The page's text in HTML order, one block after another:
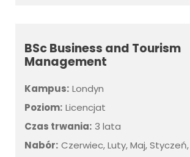
BSc Business and Tourism
Management
Kampus: Londyn
Poziom: Licencjat
Czas trwania: 3 lata
Nabór: Czerwiec, Luty, Maj,